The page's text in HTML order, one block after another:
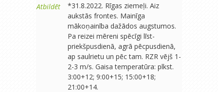
Atbildēt
*31.8.2022. Rīgas ziemeļi. Aiz
aukstās frontes. Mainīga
mākoņainība dažādos augstumos.
Pa reizei mēreni spēcīgi līst-
priekšpusdienā, agrā pēcpusdienā,
ap saulrietu un pēc tam. RZR vējš 1-
2-3 m/s. Gaisa temperatūra: plkst.
3:00+12; 9:00+15; 15:00+18;
21:00+14.